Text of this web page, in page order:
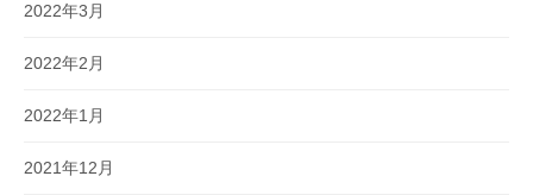
2022年3月
2022年2月
2022年1月
2021年12月